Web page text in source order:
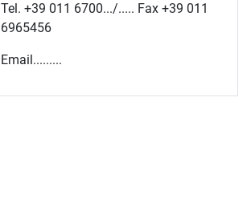
Tel. +39 011 6700.../..... Fax +39 011
6965456
Email.........